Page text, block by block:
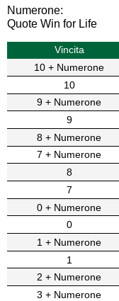
Numerone:
Quote Win for Life
Vincita
10 + Numerone
10
9 + Numerone
9
8 + Numerone
7 + Numerone
8
7
0 + Numerone
0
1 + Numerone
1
2 + Numerone
3 + Numerone